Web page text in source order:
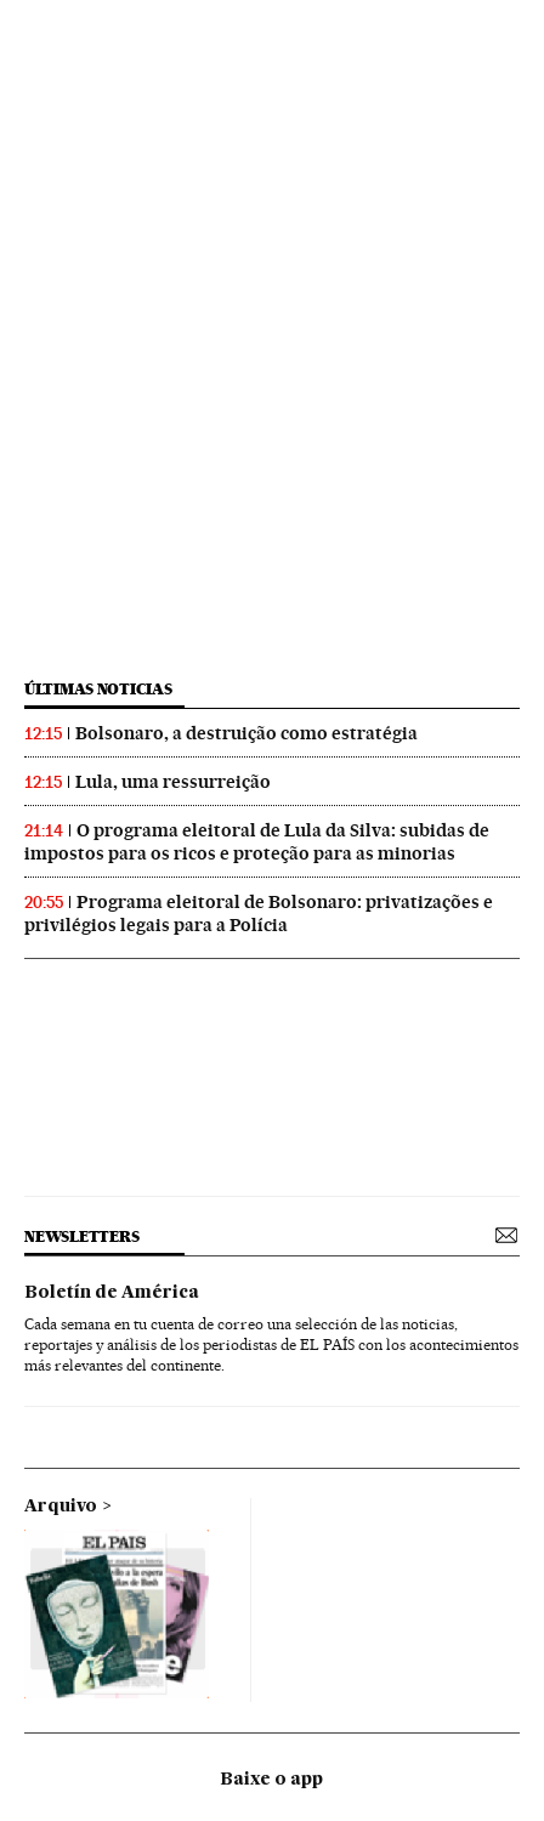
ÚLTIMAS NOTICIAS
12:15 Bolsonaro, a destruição como estratégia
12:15 Lula, uma ressurreição
21:14
O programa eleitoral de Lula da Silva: subidas de
impostos para os ricos e proteção para as minorias
20:55
Programa eleitoral de Bolsonaro: privatizações e
privilégios legais para a Polícia
NEWSLETTERS
Boletín de América
Cada semana en tu cuenta de correo una selección de las noticias,
reportajes y análisis de los periodistas de EL PAÍS con los acontecimientos
más relevantes del continente.
Arquivo
Baixe o app